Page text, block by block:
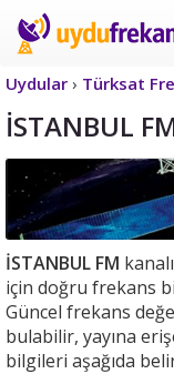
Uydular › Türksat
İSTANBUL
İSTANBUL FM
için doğru frekans
Güncel frekans
bulabilir, yayına
bilgileri aşağıda